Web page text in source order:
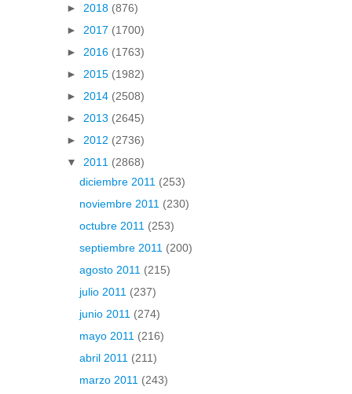
► 2018 (876)
► 2017 (1700)
► 2016 (1763)
► 2015 (1982)
► 2014 (2508)
► 2013 (2645)
► 2012 (2736)
▼ 2011 (2868)
diciembre 2011 (253)
noviembre 2011 (230)
octubre 2011 (253)
septiembre 2011 (200)
agosto 2011 (215)
julio 2011 (237)
junio 2011 (274)
mayo 2011 (216)
abril 2011 (211)
marzo 2011 (243)